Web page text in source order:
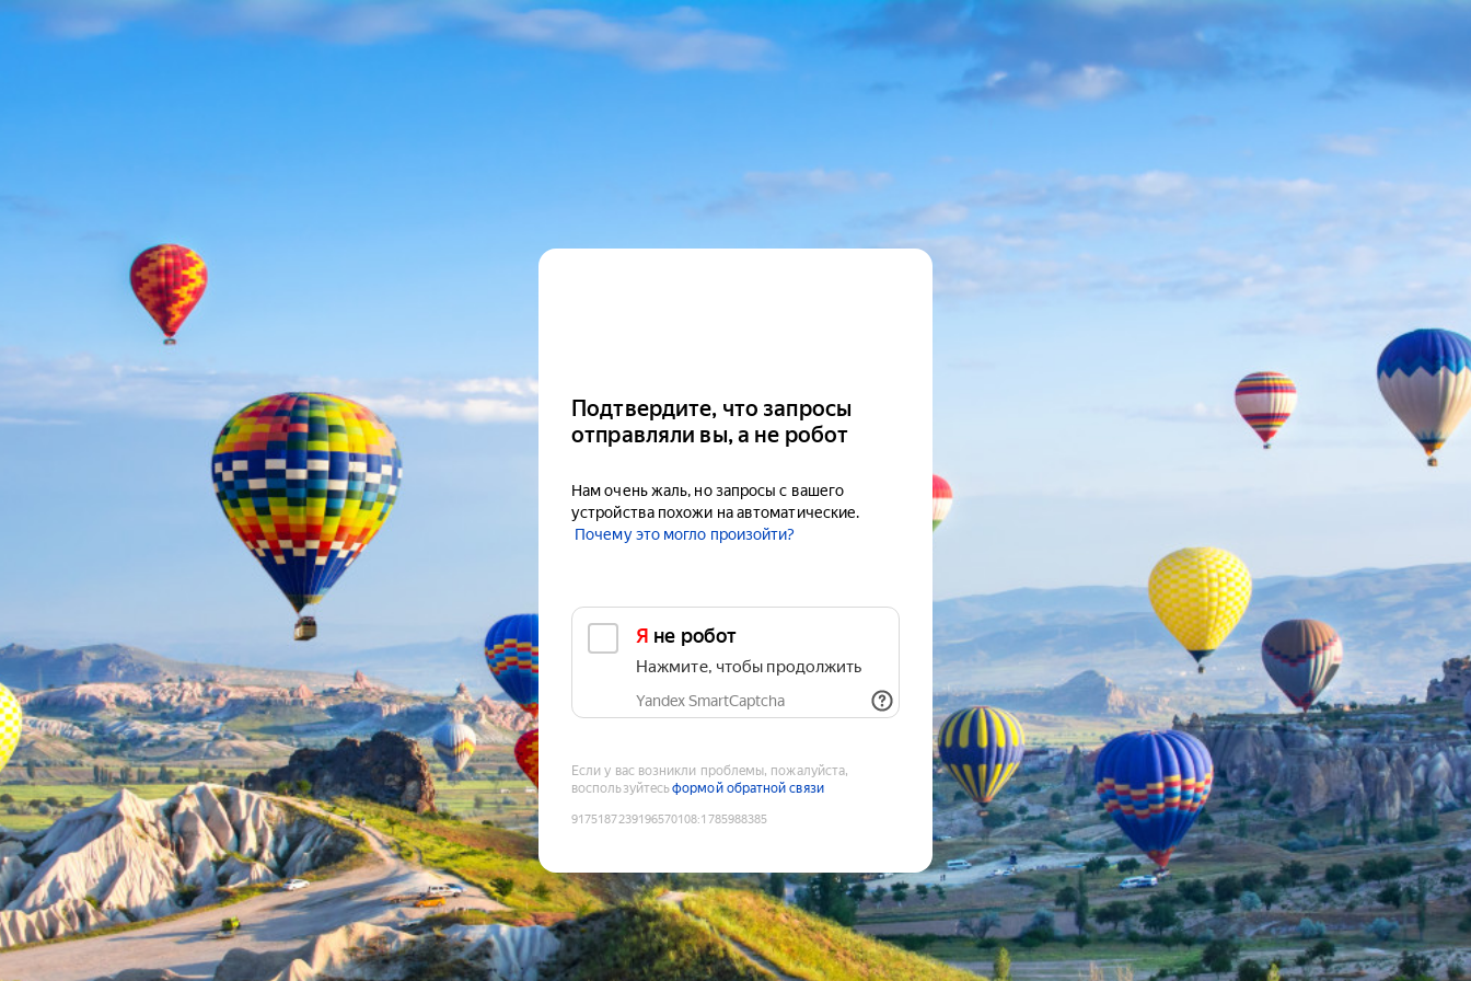
Подтвердите, что запросы
отправляли вы, а не робот
Нам очень жаль, но запросы с вашего
устройства похожи на автоматические.
Почему это могло произойти?
Я не робот
Нажмите, чтобы продолжить
Yandex SmartCaptcha
Если у вас возникли проблемы, пожалуйста,
воспользуйтесьформой обратной связи
9175187239196570108:1785988385